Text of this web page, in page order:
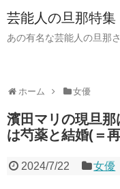
芸能人の旦那特集
あの有名な芸能人の旦那
ホーム 女優
濱田マリの現旦
は芍薬と結婚(＝
2024/7/22 女優